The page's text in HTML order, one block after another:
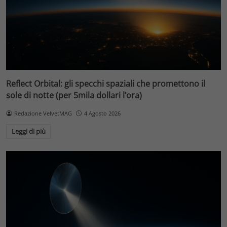
Reflect Orbital: gli specchi spaziali che promettono il
sole di notte (per 5mila dollari l’ora)
Redazione VelvetMAG 4 Agosto 2026
Leggi di più